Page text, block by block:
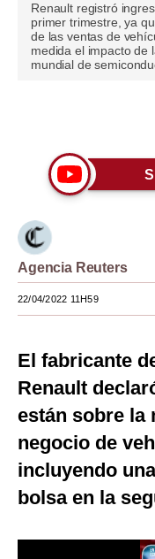
Pregunta de hoy
Blogs
Viajes
Moda
Estilos
Mundo
EEUU
España
Internacional
Tecnología
Club del Suscriptor
Mix
G de Gestión
Renault registró
primer trimestre, ya
de las ventas de
medida el impacto de
mundial de
Agencia Reuters
22/04/2022 11H59
El fabricante
Renault
están sobre la
negocio de
incluyendo
bolsa en la